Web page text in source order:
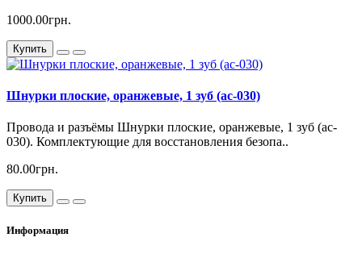
1000.00грн.
Купить
Шнурки плоские, оранжевые, 1 зуб (ac-030)
Провода и разъёмы Шнурки плоские, оранжевые, 1 зуб (ac-
030). Комплектующие для восстановления безопа..
80.00грн.
Купить
Информация